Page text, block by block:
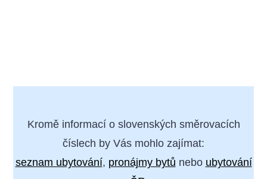
Kromě informací o slovenských směrovacích
číslech by Vás mohlo zajímat:
seznam ubytování, pronájmy bytů nebo ubytování